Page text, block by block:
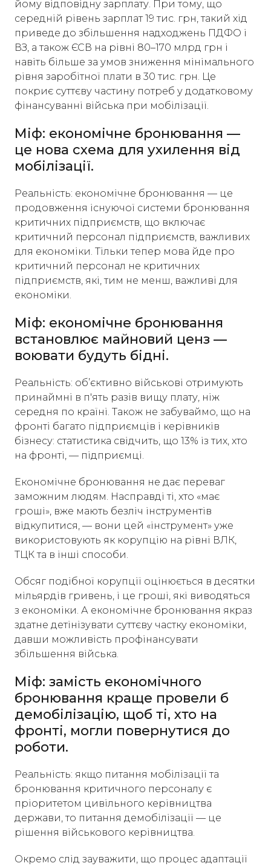
йому відповідну зарплату. При тому, що
середній рівень зарплат 19 тис. грн, такий хід
приведе до збільшення надходжень ПДФО і
ВЗ, а також ЄСВ на рівні 80–170 млрд грн і
навіть більше за умов зниження мінімального
рівня заробітної плати в 30 тис. грн. Це
покриє суттєву частину потреб у додатковому
фінансуванні війська при мобілізації.
Міф: економічне бронювання —
це нова схема для ухилення від
мобілізації.
Реальність: економічне бронювання — це
продовження існуючої системи бронювання
критичних підприємств, що включає
критичний персонал підприємств, важливих
для економіки. Тільки тепер мова йде про
критичний персонал не критичних
підприємств, які, тим не менш, важливі для
економіки.
Міф: економічне бронювання
встановлює майновий ценз —
воювати будуть бідні.
Реальність: об’єктивно військові отримують
принаймні в п'ять разів вищу плату, ніж
середня по країні. Також не забуваймо, що на
фронті багато підприємців і керівників
бізнесу: статистика свідчить, що 13% із тих, хто
на фронті, — підприємці.
Економічне бронювання не дає переваг
заможним людям. Насправді ті, хто «має
гроші», вже мають безліч інструментів
відкупитися, — вони цей «інструмент» уже
використовують як корупцію на рівні ВЛК,
ТЦК та в інші способи.
Обсяг подібної корупції оцінюється в десятки
мільярдів гривень, і це гроші, які виводяться
з економіки. А економічне бронювання якраз
здатне детінізувати суттєву частку економіки,
давши можливість профінансувати
збільшення війська.
Міф: замість економічного
бронювання краще провели б
демобілізацію, щоб ті, хто на
фронті, могли повернутися до
роботи.
Реальність: якщо питання мобілізації та
бронювання критичного персоналу є
пріоритетом цивільного керівництва
держави, то питання демобілізації — це
рішення військового керівництва.
Окремо слід зауважити, що процес адаптації